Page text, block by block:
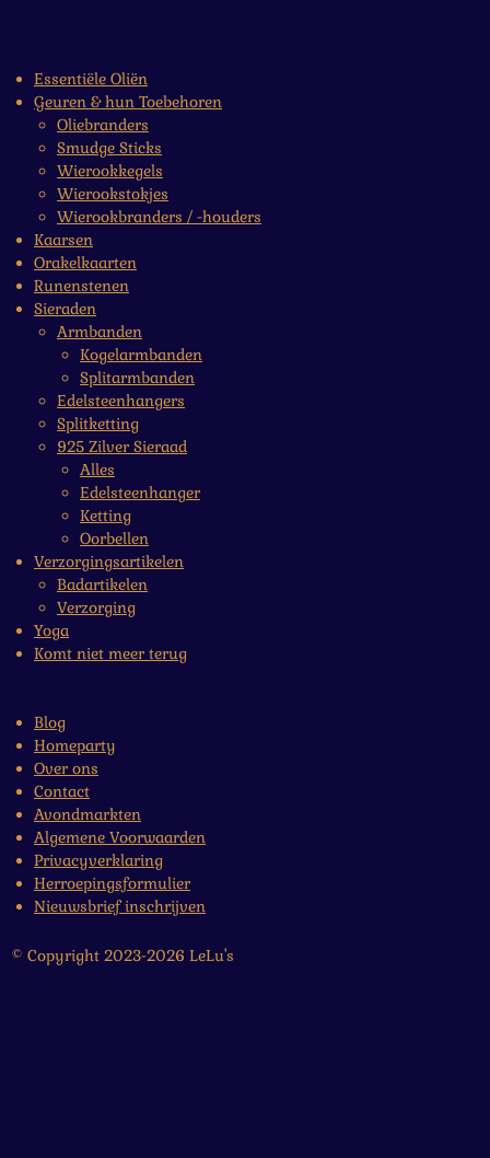
Essentiële Oliën
Geuren & hun Toebehoren
Oliebranders
Smudge Sticks
Wierookkegels
Wierookstokjes
Wierookbranders / -houders
Kaarsen
Orakelkaarten
Runenstenen
Sieraden
Armbanden
Kogelarmbanden
Splitarmbanden
Edelsteenhangers
Splitketting
925 Zilver Sieraad
Alles
Edelsteenhanger
Ketting
Oorbellen
Verzorgingsartikelen
Badartikelen
Verzorging
Yoga
Komt niet meer terug
Blog
Homeparty
Over ons
Contact
Avondmarkten
Algemene Voorwaarden
Privacyverklaring
Herroepingsformulier
Nieuwsbrief inschrijven
© Copyright 2023-2026 LeLu's